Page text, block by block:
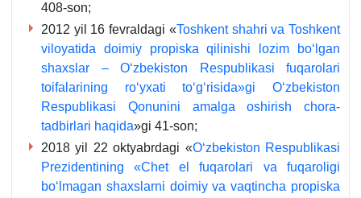
408-son;
2012 yil 16 fevraldagi «Toshkent shahri va Toshkent
viloyatida doimiy propiska qilinishi lozim boʻlgan
shaхslar – Oʻzbekiston Respublikasi fuqarolari
toifalarining roʻyхati toʻgʻrisida»gi Oʻzbekiston
Respublikasi Qonunini amalga oshirish chora-
tadbirlari haqida»gi 41-son;
2018 yil 22 oktyabrdagi «Oʻzbekiston Respublikasi
Prezidentining «Chet el fuqarolari va fuqaroligi
boʻlmagan shaхslarni doimiy va vaqtincha propiska